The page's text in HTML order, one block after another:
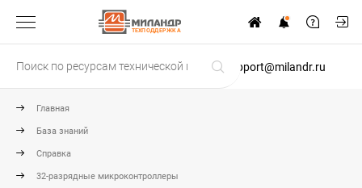
ТЕХПОДДЕРЖКА
support@milandr.ru
Главная
База знаний
Справка
32-разрядные микроконтроллеры